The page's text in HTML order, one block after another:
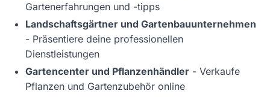
Gartenerfahrungen und -tipps
Landschaftsgärtner und Gartenbauunternehmen
- Präsentiere deine professionellen
Dienstleistungen
Gartencenter und Pflanzenhändler - Verkaufe
Pflanzen und Gartenzubehör online